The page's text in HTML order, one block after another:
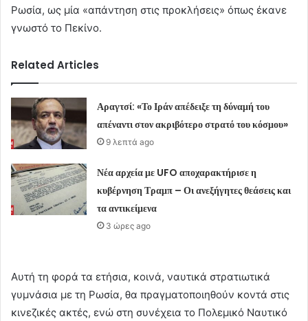
Ρωσία, ως μία «απάντηση στις προκλήσεις» όπως έκανε
γνωστό το Πεκίνο.
Related Articles
Αραγτσί: «Το Ιράν απέδειξε τη δύναμή του
απέναντι στον ακριβότερο στρατό του κόσμου»
9 λεπτά ago
Νέα αρχεία με UFO αποχαρακτήρισε η
κυβέρνηση Τραμπ – Οι ανεξήγητες θεάσεις και
τα αντικείμενα
3 ώρες ago
Αυτή τη φορά τα ετήσια, κοινά, ναυτικά στρατιωτικά
γυμνάσια με τη Ρωσία, θα πραγματοποιηθούν κοντά στις
κινεζικές ακτές, ενώ στη συνέχεια το Πολεμικό Ναυτικό